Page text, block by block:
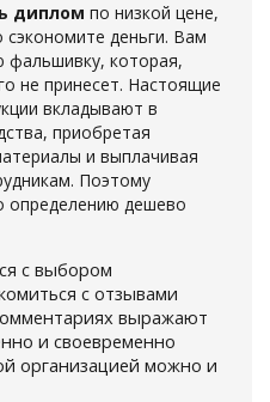
диплом по низкой цене,
деньги. Вам
фальшивку, которая,
не принесет. Настоящие
вкладывают в
приобретая
и выплачивая
Поэтому
определению дешево
с выбором
с отзывами
выражают
и своевременно
организацией можно и